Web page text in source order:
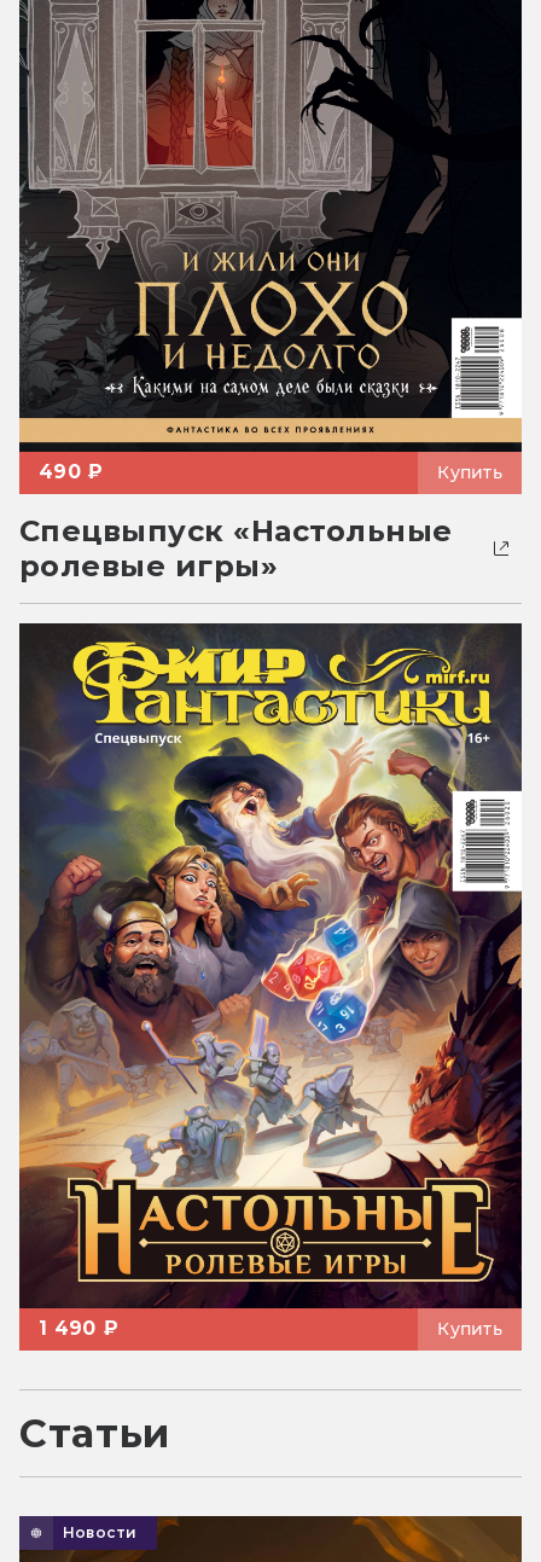
490 ₽ Купить
Спецвыпуск «Настольные
ролевые игры»
1 490 ₽ Купить
Статьи
Новости